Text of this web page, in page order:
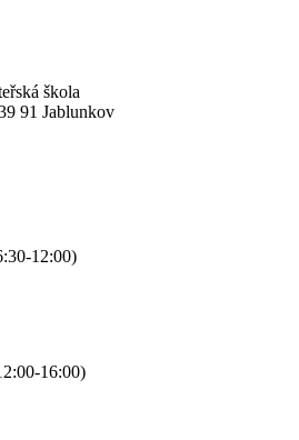
škola
91 Jablunkov
12:00)
16:00)